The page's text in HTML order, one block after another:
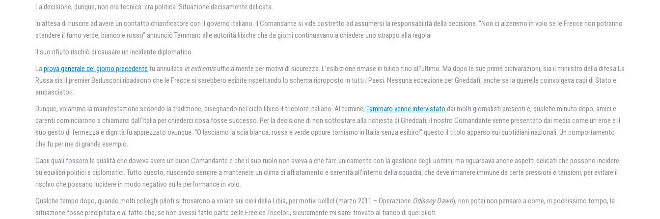
La decisione, dunque, non era tecnica: era politica. Situazione decisamente delicata.
In attesa di riuscire ad avere un contatto chiarificatore con il governo italiano, il Comandante si vide costretto ad assumersi la responsabilità della decisione. “Non ci alzeremo in volo se le Frecce non potranno
stendere il fumo verde, bianco e rosso” annunciò Tammaro alle autorità libiche che da giorni continuavano a chiedere uno strappo alla regola.
Il suo rifiuto rischiò di causare un incidente diplomatico.
La prova generale del giorno precedente fu annullata in extremisufficialmente per motivi di sicurezza. L’esibizione rimase in bilico fino all’ultimo. Ma dopo le sue prime dichiarazioni, sia il miniistro della difesa La
Russa sia il premier Berlusconi ribadirono che le Frecce si sarebbero esibite rispettando lo schema riproposto in tutti i Paesi. Nessuna eccezione per Gheddafi, anche se la querelle coinvolgeva capi di Stato e
ambasciatori.
Dunque, volammo la manifestazione secondo la tradizione, disegnando nel cielo libico il tricolore italiano. Al termine, Tammaro venne intervistato dai molti giornalisti presenti e, qualche minuto dopo, amici e
parenti cominciarono a chiamarci dall’Italia per chiederci cosa fosse successo. Per la decisione di non sottostare alla richiesta di Gheddafi, il nostro Comandante venne presentato dai media come un eroe e il
suo gesto di fermezza e dignità fu apprezzato ovunque. “O lasciamo la scia bianca, rossa e verde oppure torniamo in Italia senza esibirci” questo il titolo apparso sui quotidiani nazionali. Un comportamento
che fu per me di grande esempio.
Capii quali fossero le qualità che doveva avere un buon Comandante e che il suo ruolo non aveva a che fare unicamente con la gestione degli uomini, ma riguardava anche aspetti delicati che possono incidere
su equilibri politici e diplomatici. Tutto questo, riuscendo sempre a mantenere un clima di affiatamento e serenità all’interno della squadra, che deve rimanere immune da certe pressioni e tensioni, per evitare il
rischio che possano incidere in modo negativo sulle performance in volo.
Qualche tempo dopo, quando molti coIleghi piloti si trovarono a volare sui cieli della Libia, per motivi belllcl (marzo 2011 – Operazione Odissey Dawn), non potei non pensare a come, in pochissimo tempo, la
situazione fosse preclpltata e al fatto che, se non avessi fatto parte delle Free ce Tricolori, sicuramente mi sarei trovato al fianco di quei piloti.